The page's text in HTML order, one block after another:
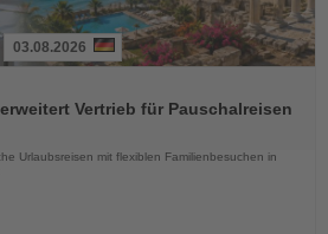
03.08.2026
Vertrieb für Pauschalreisen
Urlaubsreisen mit flexiblen Familienbesuchen in